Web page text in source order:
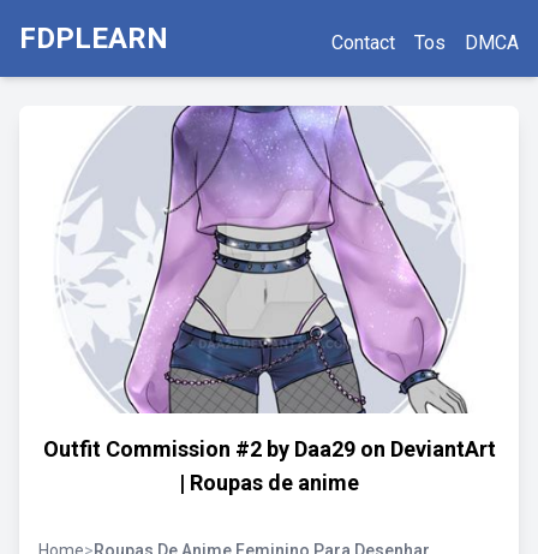
FDPLEARN Contact Tos DMCA
Outfit Commission #2 by Daa29 on DeviantArt
| Roupas de anime